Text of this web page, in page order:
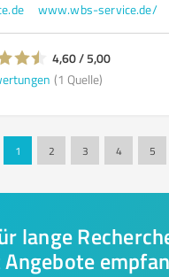
www.wbs-service.de/
4,60 / 5,00
(1 Quelle)
1 2 3 4 5
lange